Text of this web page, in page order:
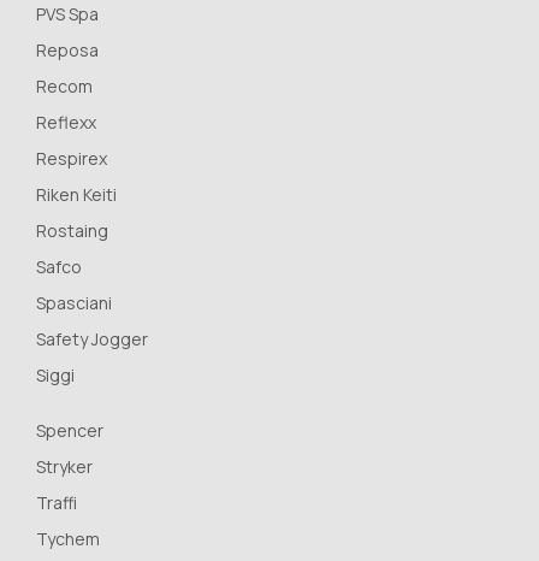
PVS Spa
Reposa
Recom
Reflexx
Respirex
Riken Keiti
Rostaing
Safco
Spasciani
Safety Jogger
Siggi
Spencer
Stryker
Traffi
Tychem